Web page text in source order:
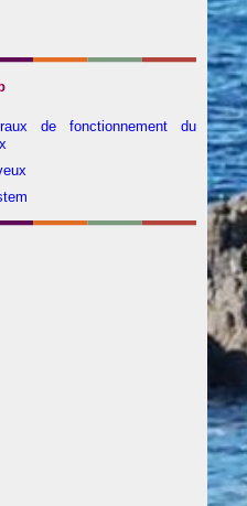
de fonctionnement du